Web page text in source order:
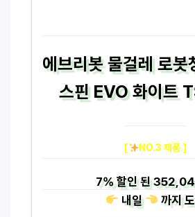
에브리봇 물걸레 로봇
스핀 EVO 화이트
[ NO.3 제품 ]
7%할인 된
내일
까지